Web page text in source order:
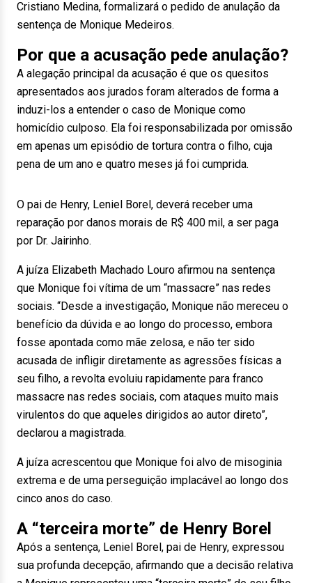
Cristiano Medina, formalizará o pedido de anulação da
sentença de Monique Medeiros.
Por que a acusação pede anulação?
A alegação principal da acusação é que os quesitos
apresentados aos jurados foram alterados de forma a
induzi-los a entender o caso de Monique como
homicídio culposo. Ela foi responsabilizada por omissão
em apenas um episódio de tortura contra o filho, cuja
pena de um ano e quatro meses já foi cumprida.
O pai de Henry, Leniel Borel, deverá receber uma
reparação por danos morais de R$ 400 mil, a ser paga
por Dr. Jairinho.
A juíza Elizabeth Machado Louro afirmou na sentença
que Monique foi vítima de um “massacre” nas redes
sociais. “Desde a investigação, Monique não mereceu o
benefício da dúvida e ao longo do processo, embora
fosse apontada como mãe zelosa, e não ter sido
acusada de infligir diretamente as agressões físicas a
seu filho, a revolta evoluiu rapidamente para franco
massacre nas redes sociais, com ataques muito mais
virulentos do que aqueles dirigidos ao autor direto”,
declarou a magistrada.
A juíza acrescentou que Monique foi alvo de misoginia
extrema e de uma perseguição implacável ao longo dos
cinco anos do caso.
A “terceira morte” de Henry Borel
Após a sentença, Leniel Borel, pai de Henry, expressou
sua profunda decepção, afirmando que a decisão relativa